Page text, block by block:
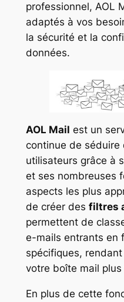
professionnel, AOL
adaptés à vos
la sécurité et la
données.
AOL Mail est un
continue de séduire
utilisateurs grâce à
et ses nombreuses
aspects les plus
de créer des filtres
permettent de
e-mails entrants en
spécifiques,
votre boîte mail
En plus de cette